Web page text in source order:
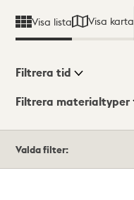
Visa lista Visa karta
Visningsläge
Filtrera tid
Filtrera materialtyper
träffar
Valda filter: